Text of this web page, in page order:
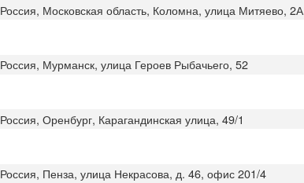
Россия, Московская область, Коломна, улица Митяево, 2А
Россия, Мурманск, улица Героев Рыбачьего, 52
Россия, Оренбург, Карагандинская улица, 49/1
Россия, Пенза, улица Некрасова, д. 46, офис 201/4